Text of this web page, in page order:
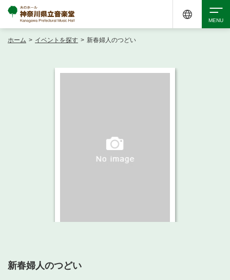
・ 空き状況
ホーム > イベントを探す > 新春婦人のつどい
新春婦人のつどい